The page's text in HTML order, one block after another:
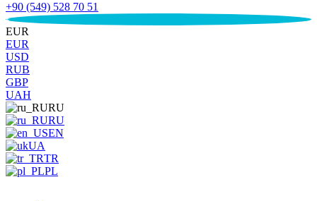
+90 (549) 528 70 51
€
EUR
EUR
USD
RUB
GBP
UAH
RU
RU
EN
UA
TR
PL